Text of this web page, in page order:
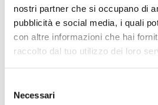
nostri partner che si occupano di
pubblicità e social media, i quali
con altre informazioni che hai
raccolto dal tuo utilizzo dei loro
delNecessari
22.09.2011